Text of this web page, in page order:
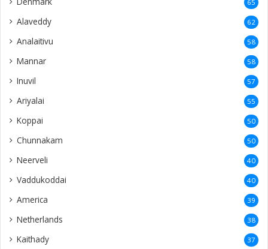
65
Alaveddy 62
Analaitivu 58
Mannar 58
Inuvil 57
Ariyalai 55
Koppai 50
Chunnakam 50
Neerveli 40
Vaddukoddai 40
America 39
Netherlands 38
Kaithady 37